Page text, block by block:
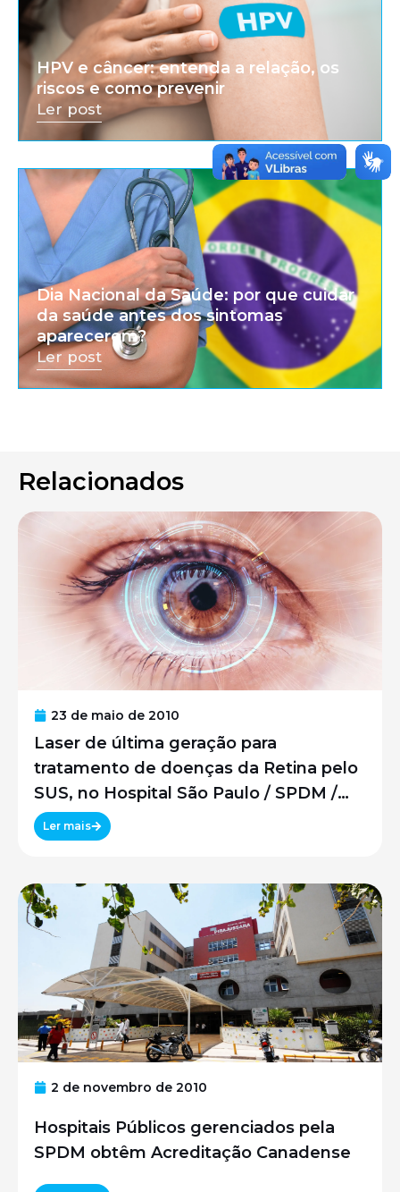
HPV e câncer: entenda a relação, os
riscos e como prevenir
Ler post
Dia Nacional da Saúde: por que cuidar
da saúde antes dos sintomas
aparecerem?
Ler post
Relacionados
23 de maio de 2010
Laser de última geração para
tratamento de doenças da Retina pelo
SUS, no Hospital São Paulo / SPDM /
UNIFESP
Ler mais
2 de novembro de 2010
Hospitais Públicos gerenciados pela
SPDM obtêm Acreditação Canadense